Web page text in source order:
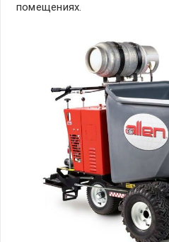
помещениях.